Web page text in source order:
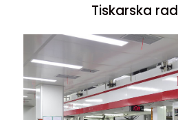
Tiskarska